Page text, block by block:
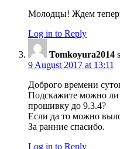
Молодцы! Ждем
Log in to Reply
Tomkoyura2014
9 August 2017 at 13:11
Доброго времени
Подскажите можно ли
прошивку до 9.3.4?
Если да то можно
За ранние спасибо.
Log in to Reply